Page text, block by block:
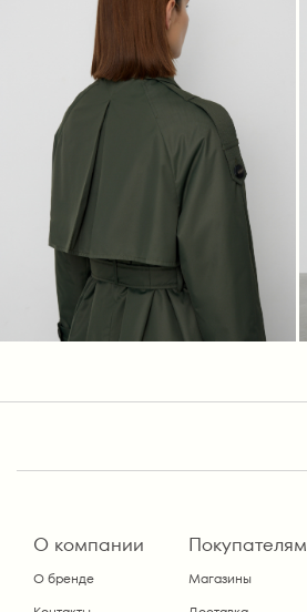
О компании
О бренде
Покупателям
Магазины